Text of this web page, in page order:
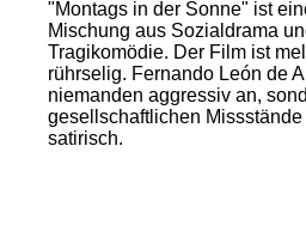
"Montags in der Sonne" ist
Mischung aus Sozialdrama
Tragikomödie. Der Film ist
rührselig. Fernando León de
niemanden aggressiv an,
gesellschaftlichen
satirisch.